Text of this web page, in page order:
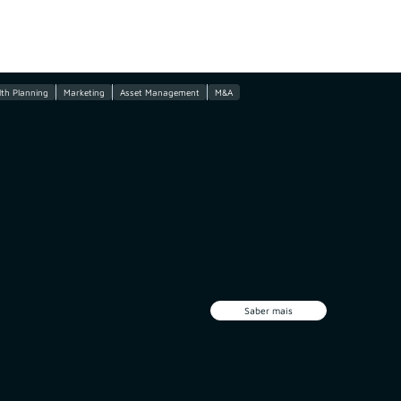
Saber mais
Planning Marketing Asset Management M&A